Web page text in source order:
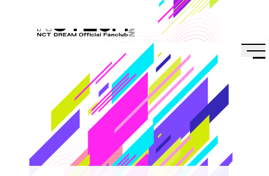
会員特典
会員・チケット規約
プライバシーポリシー